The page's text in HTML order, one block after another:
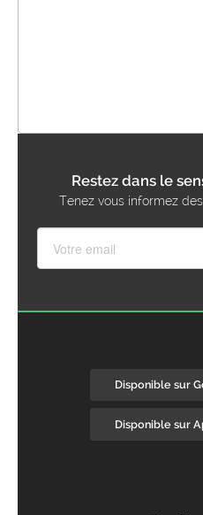
Restez dans le
Tenez vous informez
Disponible sur
Disponible sur